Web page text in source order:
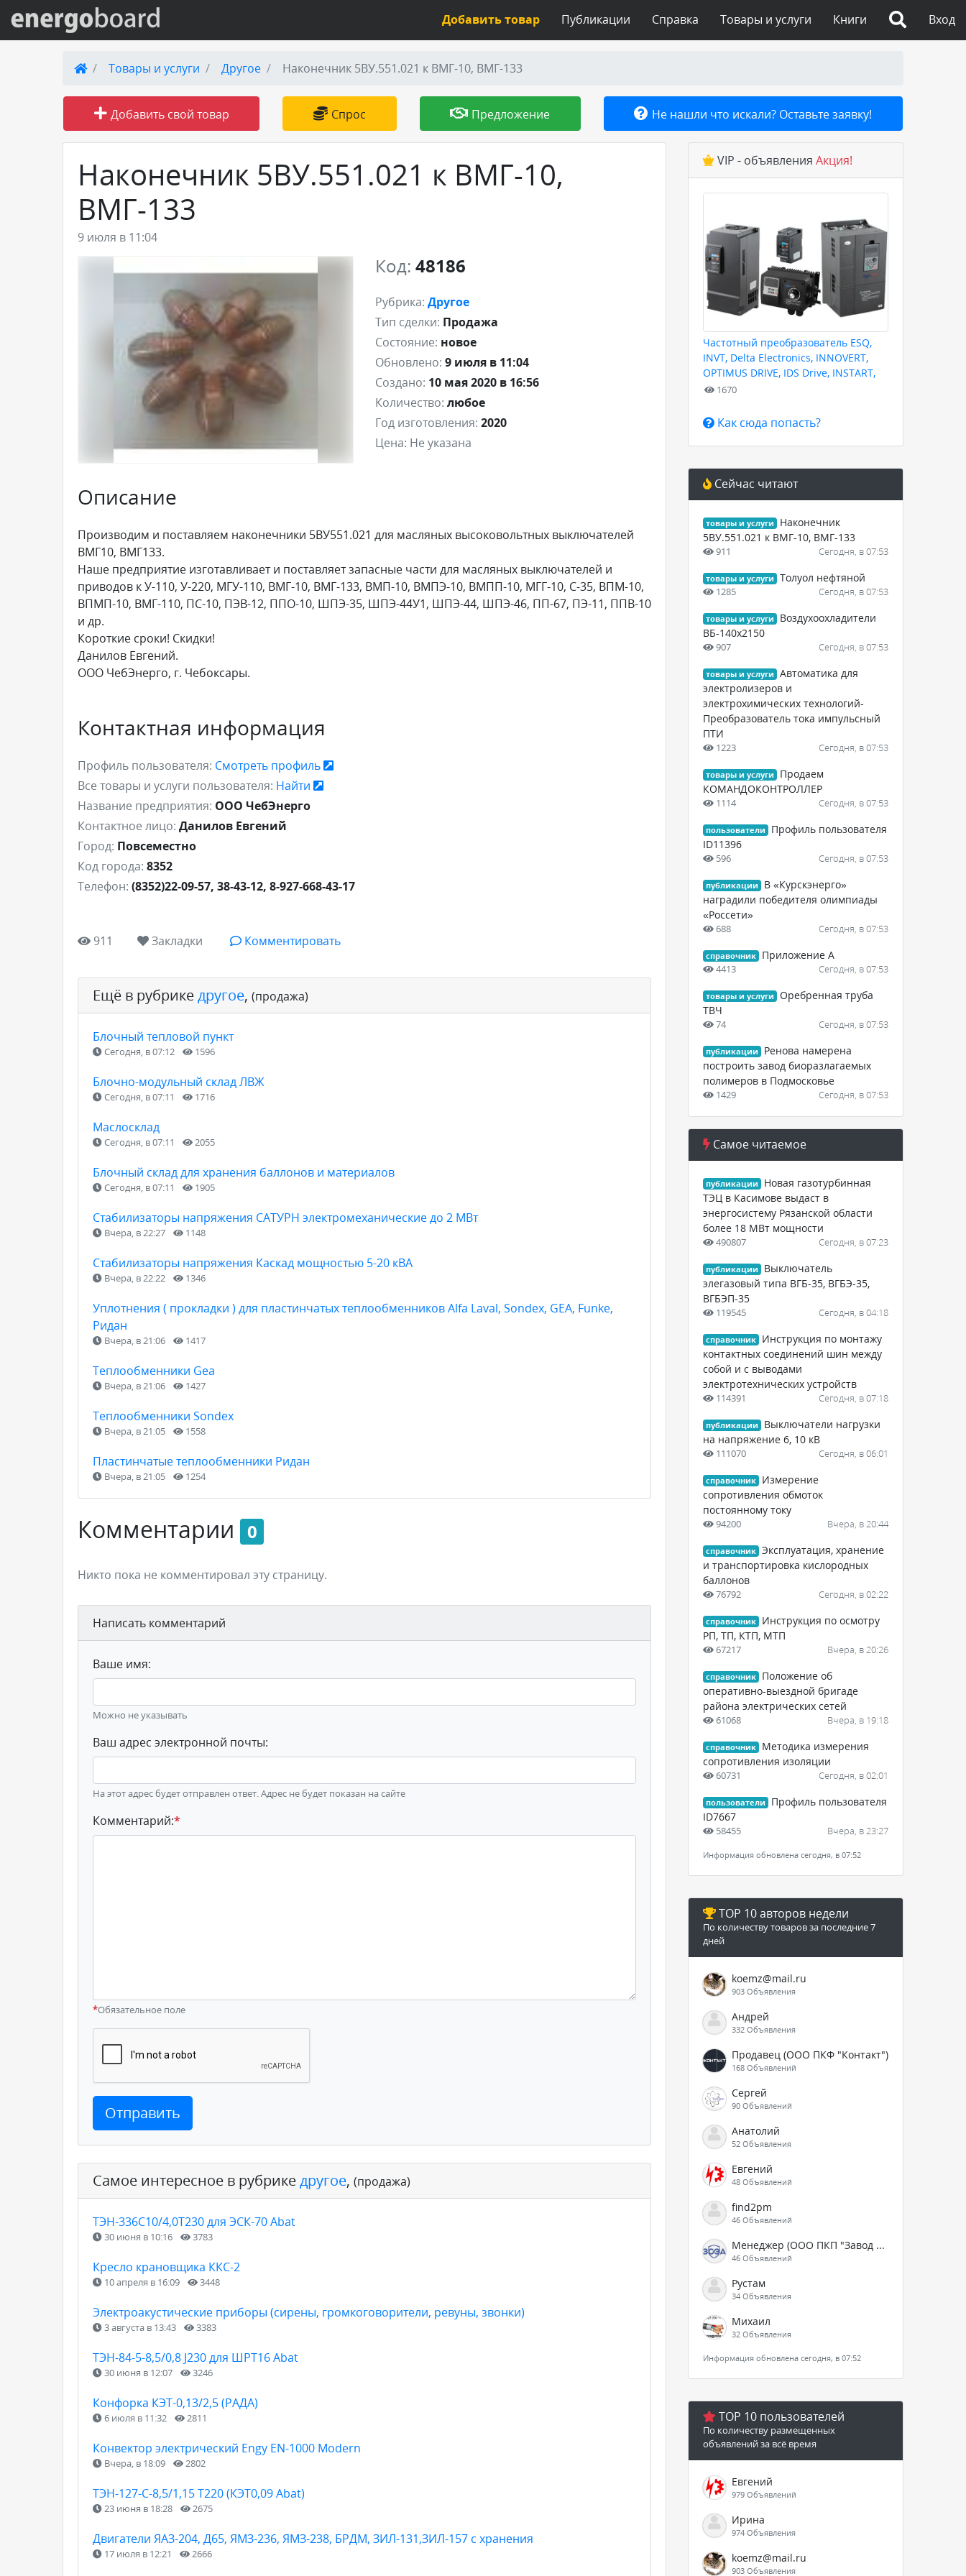
Вход на сайт
Поиск по сайту
Публикации
Справка
Товары и услуги
Добавить товар или услугу
Вход
Книги
Товары и услуги
Справка
Публикации
Добавить товар
Товары и услуги Другое Наконечник 5ВУ.551.021 к ВМГ-10, ВМГ-133
Добавить свой товар Спрос Предложение Не нашли что искали? Оставьте заявку!
Наконечник 5ВУ.551.021 к ВМГ-10,
ВМГ-133
9 июля в 11:04
Код: 48186
Рубрика: Другое
Тип сделки: Продажа
Состояние: новое
Обновлено: 9 июля в 11:04
Создано: 10 мая 2020 в 16:56
Количество: любое
Год изготовления: 2020
Цена: Не указана
Описание
Производим и поставляем наконечники 5ВУ551.021 для масляных высоковольтных выключателей
ВМГ10, ВМГ133.
Наше предприятие изготавливает и поставляет запасные части для масляных выключателей и
приводов к У-110, У-220, МГУ-110, ВМГ-10, ВМГ-133, ВМП-10, ВМПЭ-10, ВМПП-10, МГГ-10, С-35, ВПМ-10,
ВПМП-10, ВМГ-110, ПС-10, ПЭВ-12, ППО-10, ШПЭ-35, ШПЭ-44У1, ШПЭ-44, ШПЭ-46, ПП-67, ПЭ-11, ППВ-10
и др.
Короткие сроки! Скидки!
Данилов Евгений.
ООО ЧебЭнерго, г. Чебоксары.
Контактная информация
Профиль пользователя: Смотреть профиль
Все товары и услуги пользователя: Найти
Название предприятия: ООО ЧебЭнерго
Контактное лицо: Данилов Евгений
Город: Повсеместно
Код города: 8352
Телефон: (8352)22-09-57, 38-43-12, 8-927-668-43-17
911 Закладки Комментировать
Ещё в рубрикедругое, (продажа)
Блочный тепловой пункт
Сегодня, в 07:12 1596
Блочно-модульный склад ЛВЖ
Сегодня, в 07:11 1716
Маслосклад
Сегодня, в 07:11 2055
Блочный склад для хранения баллонов и материалов
Сегодня, в 07:11 1905
Стабилизаторы напряжения САТУРН электромеханические до 2 МВт
Вчера, в 22:27 1148
Стабилизаторы напряжения Каскад мощностью 5-20 кВА
Вчера, в 22:22 1346
Уплотнения ( прокладки ) для пластинчатых теплообменников Alfa Laval, Sondex, GEA, Funke,
Ридан
Вчера, в 21:06 1417
Теплообменники Gea
Вчера, в 21:06 1427
Теплообменники Sondex
Вчера, в 21:05 1558
Пластинчатые теплообменники Ридан
Вчера, в 21:05 1254
Комментарии 0
Никто пока не комментировал эту страницу.
Написать комментарий
Ваше имя:
Можно не указывать
Ваш адрес электронной почты:
На этот адрес будет отправлен ответ. Адрес не будет показан на сайте
Комментарий:*
*Обязательное поле
Отправить
Самое интересное в рубрикедругое, (продажа)
ТЭН-336С10/4,0Т230 для ЭСК-70 Abat
30 июня в 10:16 3783
Кресло крановщика ККС-2
10 апреля в 16:09 3448
Электроакустические приборы (сирены, громкоговорители, ревуны, звонки)
3 августа в 13:43 3383
ТЭН-84-5-8,5/0,8 J230 для ШРТ16 Abat
30 июня в 12:07 3246
Конфорка КЭТ-0,13/2,5 (РАДА)
6 июля в 11:32 2811
Конвектор электрический Engy EN-1000 Modern
Вчера, в 18:09 2802
ТЭН-127-С-8,5/1,15 Т220 (КЭТ0,09 Abat)
23 июня в 18:28 2675
Двигатели ЯАЗ-204, Д65, ЯМЗ-236, ЯМЗ-238, БРДМ, ЗИЛ-131,ЗИЛ-157 с хранения
17 июля в 12:21 2666
VIP - объявления Акция!
Частотный преобразователь ESQ,
INVT, Delta Electronics, INNOVERT,
OPTIMUS DRIVE, IDS Drive, INSTART,
HYUNDAI для любых задач
1670
Как сюда попасть?
Сейчас читают
товары и услуги
Наконечник
5ВУ.551.021 к ВМГ-10, ВМГ-133
911 Сегодня, в 07:53
товары и услуги Толуол нефтяной
1285 Сегодня, в 07:53
товары и услуги
Воздухоохладители
ВБ-140х2150
907 Сегодня, в 07:53
товары и услуги
Автоматика для
электролизеров и
электрохимических технологий-
Преобразователь тока импульсный
ПТИ
1223 Сегодня, в 07:53
товары и услуги
Продаем
КОМАНДОКОНТРОЛЛЕР
1114 Сегодня, в 07:53
пользователи
Профиль пользователя
ID11396
596 Сегодня, в 07:53
публикации
В «Курскэнерго»
наградили победителя олимпиады
«Россети»
688 Сегодня, в 07:53
справочник Приложение А
4413 Сегодня, в 07:53
товары и услуги
Оребренная труба
ТВЧ
74 Сегодня, в 07:53
публикации
Ренова намерена
построить завод биоразлагаемых
полимеров в Подмосковье
1429 Сегодня, в 07:53
Самое читаемое
публикации
Новая газотурбинная
ТЭЦ в Касимове выдаст в
энергосистему Рязанской области
более 18 МВт мощности
490807 Сегодня, в 07:23
публикации
Выключатель
элегазовый типа ВГБ-35, ВГБЭ-35,
ВГБЭП-35
119545 Сегодня, в 04:18
справочник
Инструкция по монтажу
контактных соединений шин между
собой и с выводами
электротехнических устройств
114391 Сегодня, в 07:18
публикации
Выключатели нагрузки
на напряжение 6, 10 кВ
111070 Сегодня, в 06:01
справочник
Измерение
сопротивления обмоток
постоянному току
94200 Вчера, в 20:44
справочник Эксплуатация, хранение
и транспортировка кислородных
баллонов
76792 Сегодня, в 02:22
справочник
Инструкция по осмотру
РП, ТП, КТП, МТП
67217 Вчера, в 20:26
справочник
Положение об
оперативно-выездной бригаде
района электрических сетей
61068 Вчера, в 19:18
справочник
Методика измерения
сопротивления изоляции
60731 Сегодня, в 02:01
пользователи
Профиль пользователя
ID7667
58455 Вчера, в 23:27
Информация обновлена сегодня, в 07:52
TOP 10 авторов недели
По количеству товаров за последние 7
дней
koemz@mail.ru
903 Объявления
Андрей
332 Объявления
Продавец (ООО ПКФ "Контакт")
168 Объявлений
Сергей
90 Объявлений
Анатолий
52 Объявления
Евгений
48 Объявлений
find2pm
46 Объявлений
Менеджер (ООО ПКП "Завод СЭА")
46 Объявлений
Рустам
34 Объявления
Михаил
32 Объявления
Информация обновлена сегодня, в 07:52
TOP 10 пользователей
По количеству размещенных
объявлений за всё время
Евгений
979 Объявлений
Ирина
974 Объявления
koemz@mail.ru
903 Объявления